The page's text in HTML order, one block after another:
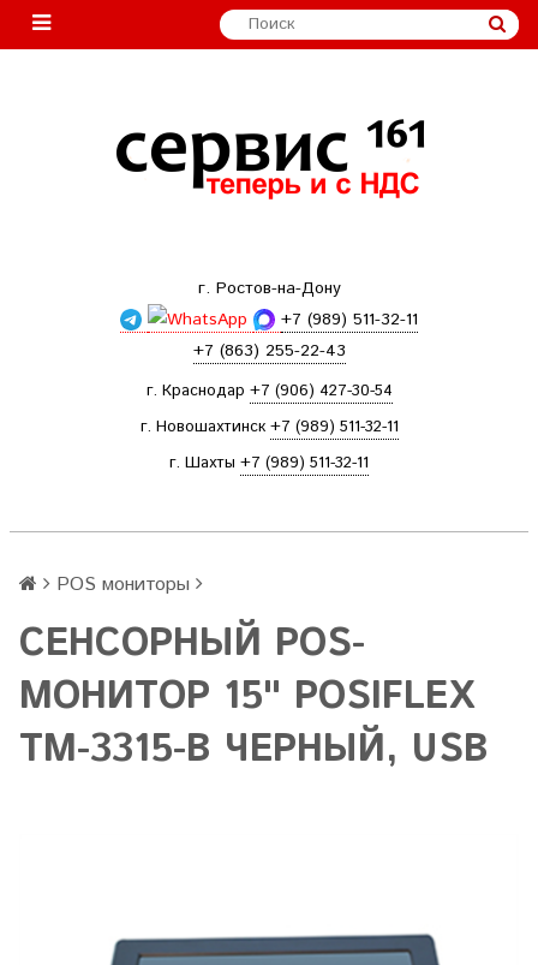
г. Ростов-на-Дону
+7 (989) 511-32-11
+7 (863) 255-22-43
г. Краснодар +7 (906) 427-30-54
г. Новошахтинск +7 (989) 511-32-11
г. Шахты +7 (989) 511-32-11
POS мониторы
СЕНСОРНЫЙ POS-
МОНИТОР 15" POSIFLEX
TM-3315-B ЧЕРНЫЙ, USB